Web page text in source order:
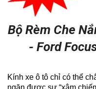
Bộ Rèm Che
- Ford
Kính xe ô tô chỉ có thể
ngăn được sự “xâm